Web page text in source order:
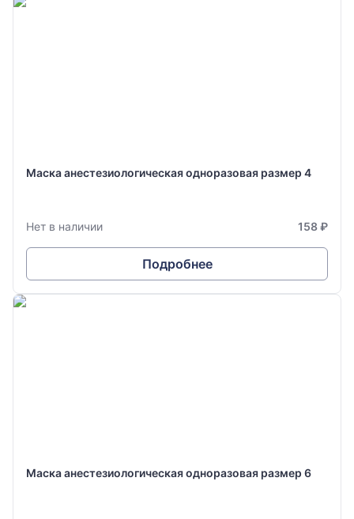
Маска анестезиологическая одноразовая размер 4
Нет в наличии 158 ₽
Подробнее
Маска анестезиологическая одноразовая размер 6